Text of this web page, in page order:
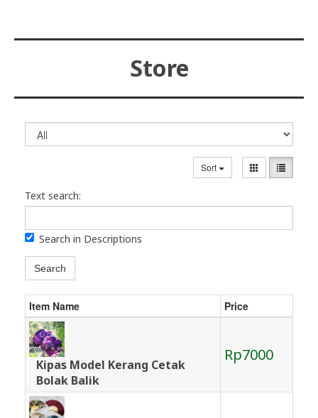
Store
Sort
Text search:
Search in Descriptions
Search
Item Name Price
Kipas Model Kerang Cetak
Bolak Balik
Rp7000